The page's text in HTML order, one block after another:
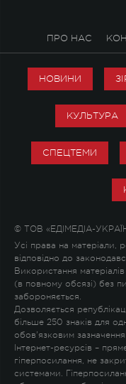
ПРО НАС
НОВИНИ
КУЛЬТУРА
СПЕЦТЕМИ
© ТОВ «ЕДІМЕДІА-
Усі права на матеріали,
відповідно до
Використання
(в повному обсязі) без
забороняється.
Дозволяється
більше 250 знаків для
обов'язковим
Інтернет-ресурсів –
гіперпосилання, не
системами.